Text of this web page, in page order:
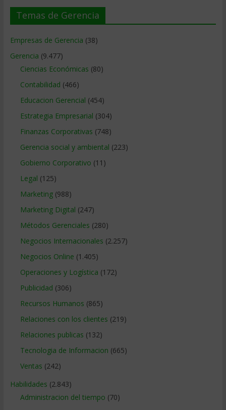
Temas de Gerencia
Empresas de Gerencia (38)
Gerencia (9.477)
Ciencias Económicas (80)
Contabilidad (466)
Educacion Gerencial (454)
Estrategia Empresarial (304)
Finanzas Corporativas (748)
Gerencia social y ambiental (223)
Gobierno Corporativo (11)
Legal (125)
Marketing(988)
Marketing Digital (247)
Métodos Gerenciales (280)
Negocios Internacionales (2.257)
Negocios Online (1.405)
Operaciones y Logística (172)
Publicidad (306)
Recursos Humanos (865)
Relaciones con los clientes (219)
Relaciones publicas (132)
Tecnologia de Informacion (665)
Ventas (242)
Habilidades (2.843)
Administracion del tiempo (70)